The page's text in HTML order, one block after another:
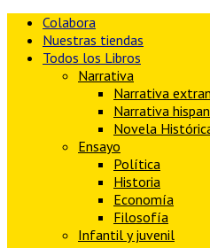
Colabora
Nuestras tiendas
Todos los Libros
Narrativa
Narrativa
Narrativa
Novela
Ensayo
Política
Historia
Economía
Filosofía
Infantil y juvenil